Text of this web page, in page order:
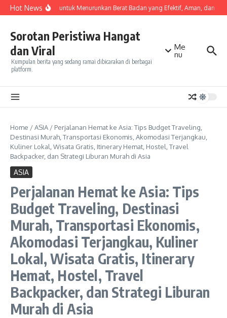
Skip to content
Hot NewsOlahraga untuk Menurunkan Berat Badan yang Efektif, Aman, dan
Sorotan Peristiwa Hangat
dan Viral
Kumpulan berita yang sedang ramai dibicarakan di berbagai
platform.
Me
nu
Home /ASIA / Perjalanan Hemat ke Asia: Tips Budget Traveling,
Destinasi Murah, Transportasi Ekonomis, Akomodasi Terjangkau,
Kuliner Lokal, Wisata Gratis, Itinerary Hemat, Hostel, Travel
Backpacker, dan Strategi Liburan Murah di Asia
ASIA
Perjalanan Hemat ke Asia: Tips
Budget Traveling, Destinasi
Murah, Transportasi Ekonomis,
Akomodasi Terjangkau, Kuliner
Lokal, Wisata Gratis, Itinerary
Hemat, Hostel, Travel
Backpacker, dan Strategi Liburan
Murah di Asia